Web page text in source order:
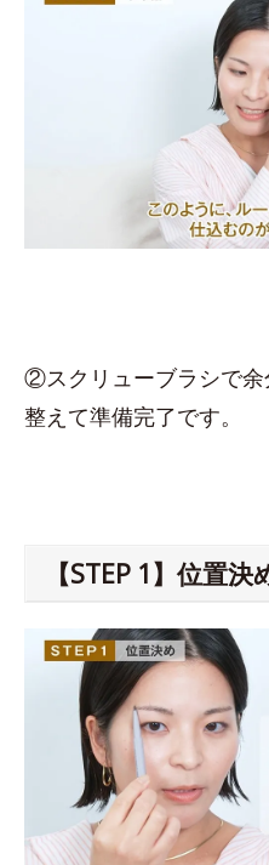
②スクリューブラシで余
整えて準備完了です。
【STEP 1】位置決